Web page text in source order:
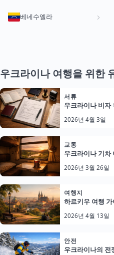
베네수엘라
우크라이나 여행을 위한
서류
우크라이나 비자
2026년 4월 3일
교통
우크라이나 기
2026년 3월 26일
여행지
하르키우 여행
2026년 4월 13일
안전
우크라이나의 전